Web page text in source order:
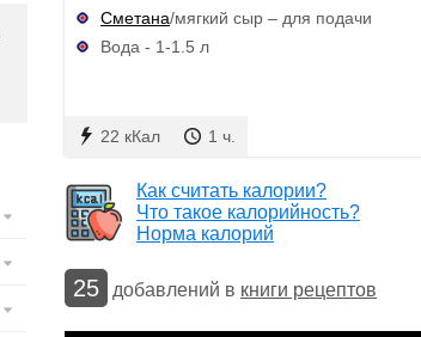
Сметана/мягкий сыр – для подачи
Вода - 1-1.5 л
22 кКал 1 ч.
Как считать калории?
Что такое калорийность?
Норма калорий
25 добавлений в книги рецептов